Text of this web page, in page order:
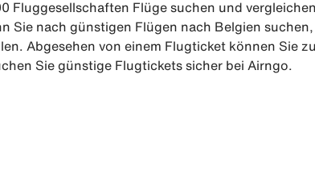
Fluggesellschaften Flüge suchen und
Sie nach günstigen Flügen nach Belgien
Abgesehen von einem Flugticket können Sie
Sie günstige Flugtickets sicher bei Airngo.